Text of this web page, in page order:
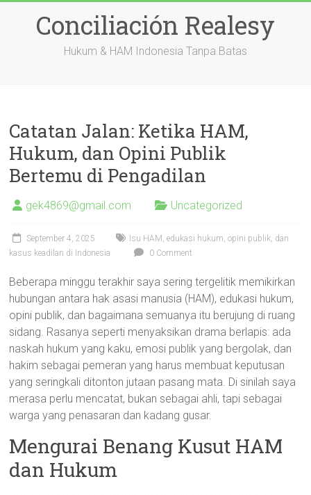
Conciliación Realesy
Hukum & HAM Indonesia Tanpa Batas
Catatan Jalan: Ketika HAM,
Hukum, dan Opini Publik
Bertemu di Pengadilan
gek4869@gmail.com Uncategorized
September 4, 2025
Isu HAM, edukasi hukum, opini publik, dan
kasus keadilan di Indonesia
0 Comment
Beberapa minggu terakhir saya sering tergelitik memikirkan
hubungan antara hak asasi manusia (HAM), edukasi hukum,
opini publik, dan bagaimana semuanya itu berujung di ruang
sidang. Rasanya seperti menyaksikan drama berlapis: ada
naskah hukum yang kaku, emosi publik yang bergolak, dan
hakim sebagai pemeran yang harus membuat keputusan
yang seringkali ditonton jutaan pasang mata. Di sinilah saya
merasa perlu mencatat, bukan sebagai ahli, tapi sebagai
warga yang penasaran dan kadang gusar.
Mengurai Benang Kusut HAM
dan Hukum